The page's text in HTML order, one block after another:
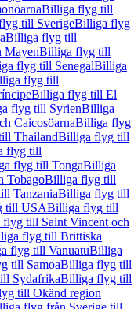
Billiga flyg till
till SverigeBilliga flyg
Billiga flyg till
MayenBilliga flyg till
flyg till SenegalBilliga
flyg till
Billiga flyg till El
flyg till SyrienBilliga
CaicosöarnaBilliga flyg
ThailandBilliga flyg till
flyg till
flyg till TongaBilliga
TobagoBilliga flyg till
TanzaniaBilliga flyg till
till USABilliga flyg till
till Saint Vincent och
flyg till Brittiska
flyg till VanuatuBilliga
till SamoaBilliga flyg till
SydafrikaBilliga flyg till
till Okänd region